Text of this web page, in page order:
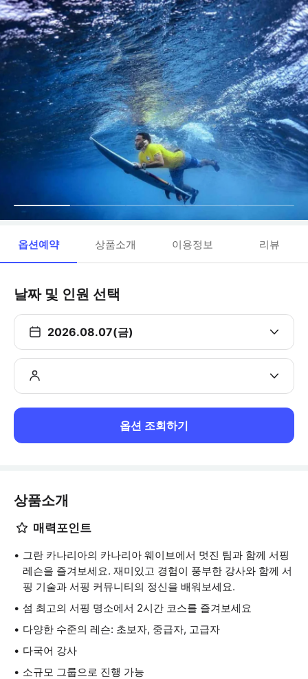
옵션예약 상품소개 이용정보 리뷰
날짜 및 인원 선택
2026.08.07(금)
옵션 조회하기
상품소개
매력포인트
그란 카나리아의 카나리아 웨이브에서 멋진 팀과 함께 서핑
레슨을 즐겨보세요. 재미있고 경험이 풍부한 강사와 함께 서
핑 기술과 서핑 커뮤니티의 정신을 배워보세요.
섬 최고의 서핑 명소에서 2시간 코스를 즐겨보세요
다양한 수준의 레슨: 초보자, 중급자, 고급자
다국어 강사
소규모 그룹으로 진행 가능